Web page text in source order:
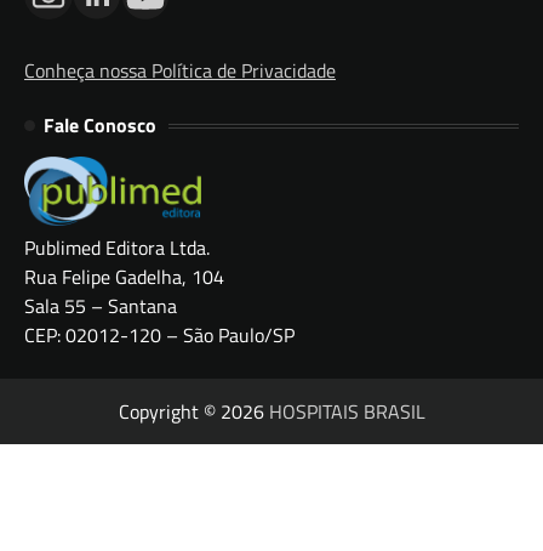
Conheça nossa Política de Privacidade
Fale Conosco
Publimed Editora Ltda.
Rua Felipe Gadelha, 104
Sala 55 – Santana
CEP: 02012-120 – São Paulo/SP
Copyright © 2026 HOSPITAIS BRASIL